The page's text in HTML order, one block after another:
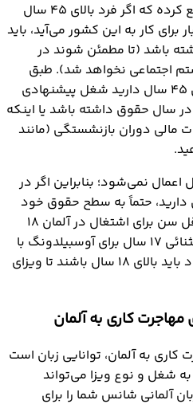
از سال ۲۰۲۰ آلمان قانونی وضع کرده که اگر فرد بالای ۴۵ سال
برای کار به این کشور می‌آید، باید
باشد (تا مطمئن شوند در
اجتماعی نخواهد شد). طبق
آخرین رقم اعلام‌شده، اگر بالای ۴۵ سال دارید شغل پیشنهادی
حداقل ۵۵٬۷۷۰ یورو در سال حقوق داشته باشد یا اینکه
مالی دوران بازنشستگی (مانند
برای افراد زیر ۴۵ سال اعمال نمی‌شود؛ بنابراین اگر در
دارید، حتماً به سطح حقوق خود
توجه کنید. از سوی دیگر، حداقل سن برای اشتغال در آلمان ۱۸
سال است (در برخی موارد استثنائی ۱۷ سال برای آوسبیلدونگ با
قیم قانونی)؛ بنابراین عملاً افراد باید بالای ۱۸ سال باشند تا ویزای
به آلمان، توانایی زبان است
به شغل و نوع ویزا می‌تواند
آلمانی شانس شما را برای